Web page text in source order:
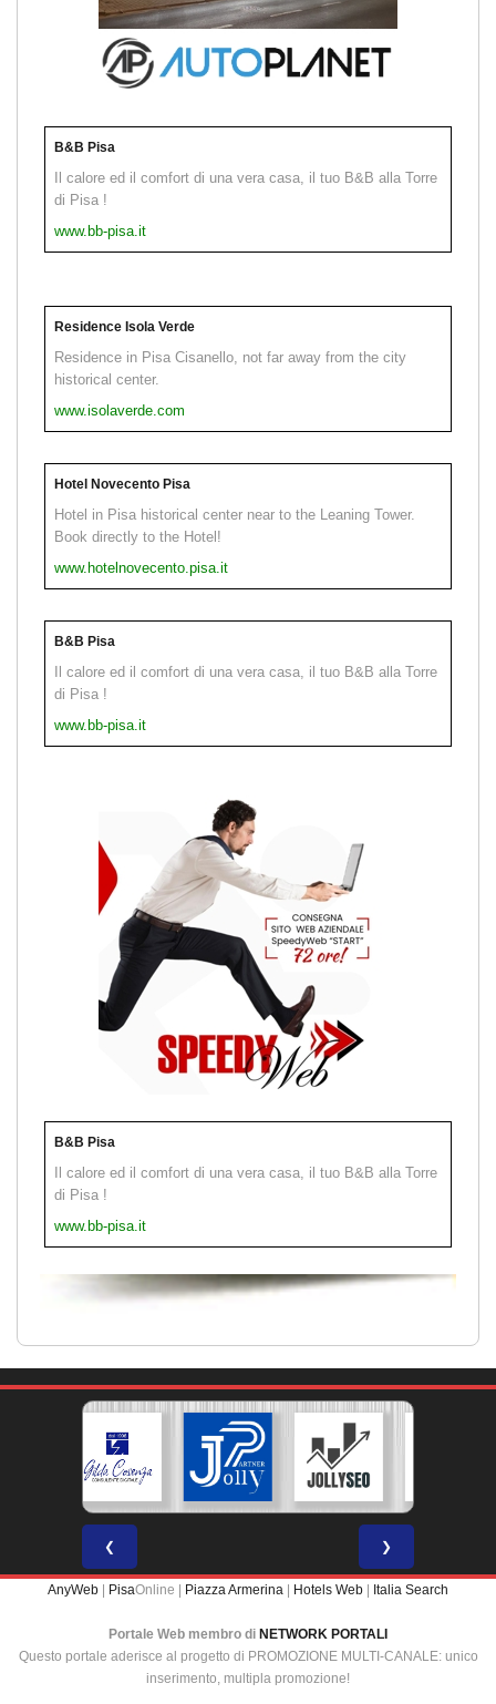
B&B Pisa
Il calore ed il comfort di una vera casa, il tuo B&B alla Torre
di Pisa !
www.bb-pisa.it
Residence Isola Verde
Residence in Pisa Cisanello, not far away from the city
historical center.
www.isolaverde.com
Hotel Novecento Pisa
Hotel in Pisa historical center near to the Leaning Tower.
Book directly to the Hotel!
www.hotelnovecento.pisa.it
B&B Pisa
Il calore ed il comfort di una vera casa, il tuo B&B alla Torre
di Pisa !
www.bb-pisa.it
B&B Pisa
Il calore ed il comfort di una vera casa, il tuo B&B alla Torre
di Pisa !
www.bb-pisa.it
❮ ❯
AnyWeb PisaOnline | Piazza Armerina Hotels Web Italia Search
Portale Web membro di NETWORK PORTALI
Questo portale aderisce al progetto di PROMOZIONE MULTI-CANALE: unico
inserimento, multipla promozione!